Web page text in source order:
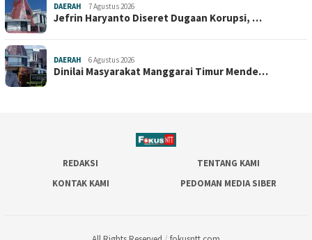
DAERAH 7 Agustus 2026
Jefrin Haryanto Diseret Dugaan Korupsi, …
DAERAH 6 Agustus 2026
Dinilai Masyarakat Manggarai Timur Mende…
REDAKSI
TENTANG KAMI
KONTAK KAMI
PEDOMAN MEDIA SIBER